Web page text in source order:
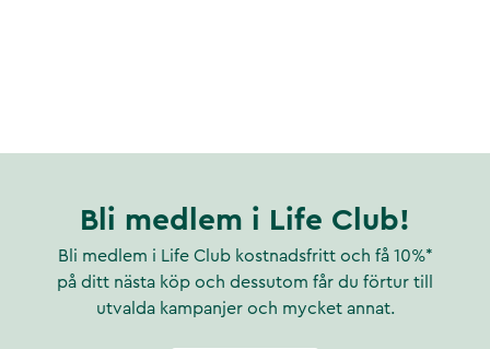
Bli medlem i Life Club!
Bli medlem i Life Club kostnadsfritt och få 10%*
på ditt nästa köp och dessutom får du förtur till
utvalda kampanjer och mycket annat.